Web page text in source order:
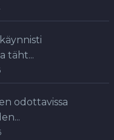
täht...
odottavissa